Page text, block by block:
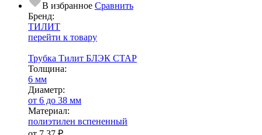
В избранное Сравнить
Бренд:
ТИЛИТ
перейти к товару
Трубка Тилит БЛЭК СТАР
Тол­щи­на:
6 мм
Диаметр:
от 6 до 38 мм
Ма­­те­­ри­­ал:
полиэтилен вспененный